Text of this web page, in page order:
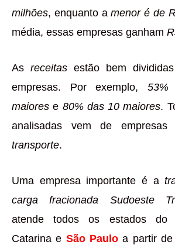
milhões, enquanto amenor é de
média, essas empresas ganham
As receitas estão bem
empresas. Por exemplo,
maiores e 80% das 10 maiores.
analisadas vem de
transporte.
Uma empresa importante é a
carga fracionada Sudoeste
atende todos os estados do
Catarina e São Paulo a partir